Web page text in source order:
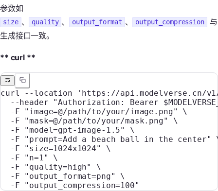
参数如
size 、 quality 、 output_format 、 output_compression
与
生成接口一致。
** curl **
curl --location 'https://api.modelverse.cn/
  --header
"Authorization: Bearer
  -F
"image=@/path/to/your/image.png"
\
  -F
"mask=@/path/to/your/mask.png"
\
  -F
"model=gpt-image-1.5"
\
  -F
"prompt=Add a beach ball in the center"
  -F
"size=1024x1024"
\
  -F
"n=1"
\
  -F
"quality=high"
\
  -F
"output_format=png"
\
  -F
"output_compression=100"